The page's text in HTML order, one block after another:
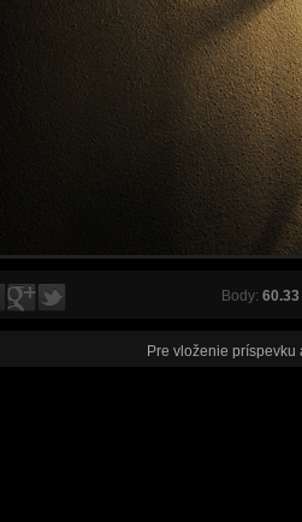
Body: 60.33
Pre vloženie